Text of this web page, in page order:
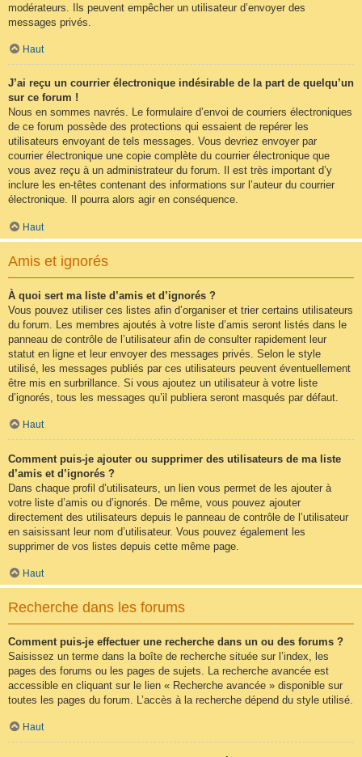
modérateurs. Ils peuvent empêcher un utilisateur d’envoyer des
messages privés.
Haut
J’ai reçu un courrier électronique indésirable de la part de quelqu’un
sur ce forum !
Nous en sommes navrés. Le formulaire d’envoi de courriers électroniques
de ce forum possède des protections qui essaient de repérer les
utilisateurs envoyant de tels messages. Vous devriez envoyer par
courrier électronique une copie complète du courrier électronique que
vous avez reçu à un administrateur du forum. Il est très important d’y
inclure les en-têtes contenant des informations sur l’auteur du courrier
électronique. Il pourra alors agir en conséquence.
Haut
Amis et ignorés
À quoi sert ma liste d’amis et d’ignorés ?
Vous pouvez utiliser ces listes afin d’organiser et trier certains utilisateurs
du forum. Les membres ajoutés à votre liste d’amis seront listés dans le
panneau de contrôle de l’utilisateur afin de consulter rapidement leur
statut en ligne et leur envoyer des messages privés. Selon le style
utilisé, les messages publiés par ces utilisateurs peuvent éventuellement
être mis en surbrillance. Si vous ajoutez un utilisateur à votre liste
d’ignorés, tous les messages qu’il publiera seront masqués par défaut.
Haut
Comment puis-je ajouter ou supprimer des utilisateurs de ma liste
d’amis et d’ignorés ?
Dans chaque profil d’utilisateurs, un lien vous permet de les ajouter à
votre liste d’amis ou d’ignorés. De même, vous pouvez ajouter
directement des utilisateurs depuis le panneau de contrôle de l’utilisateur
en saisissant leur nom d’utilisateur. Vous pouvez également les
supprimer de vos listes depuis cette même page.
Haut
Recherche dans les forums
Comment puis-je effectuer une recherche dans un ou des forums ?
Saisissez un terme dans la boîte de recherche située sur l’index, les
pages des forums ou les pages de sujets. La recherche avancée est
accessible en cliquant sur le lien « Recherche avancée » disponible sur
toutes les pages du forum. L’accès à la recherche dépend du style utilisé.
Haut